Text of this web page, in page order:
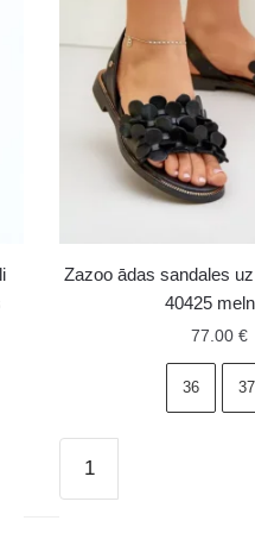
Zazoo ādas sandales
40425
77.00 €
36 37
ādas